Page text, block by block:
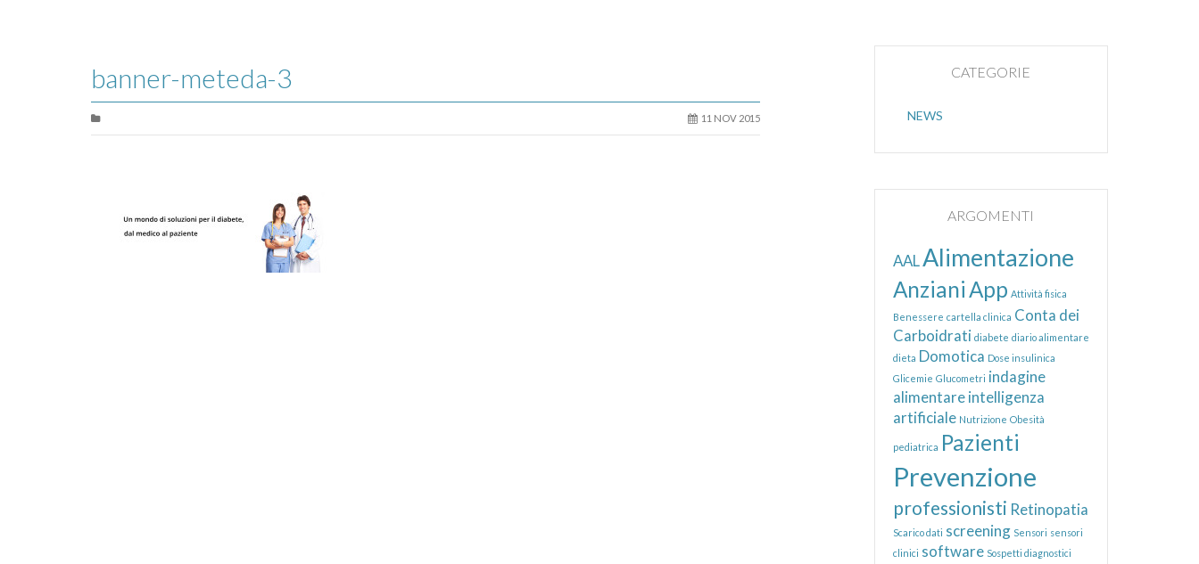
banner-meteda-3
11 NOV 2015
CATEGORIE
NEWS
ARGOMENTI
AALAlimentazione
AnzianiApp Attività fisica
Benessere cartella clinica Conta dei
Carboidrati diabete diario alimentare
dieta Domotica Dose insulinica
Glicemie Glucometri indagine
alimentare intelligenza
artificiale Nutrizione Obesità
pediatrica Pazienti
Prevenzione
professionisti Retinopatia
Scarico dati screening Sensori sensori
clinici software Sospetti diagnostici